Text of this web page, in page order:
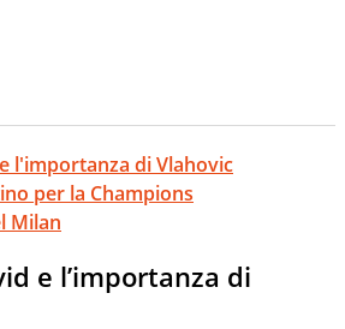
l'importanza di Vlahovic
per la Champions
Milan
e l’importanza di